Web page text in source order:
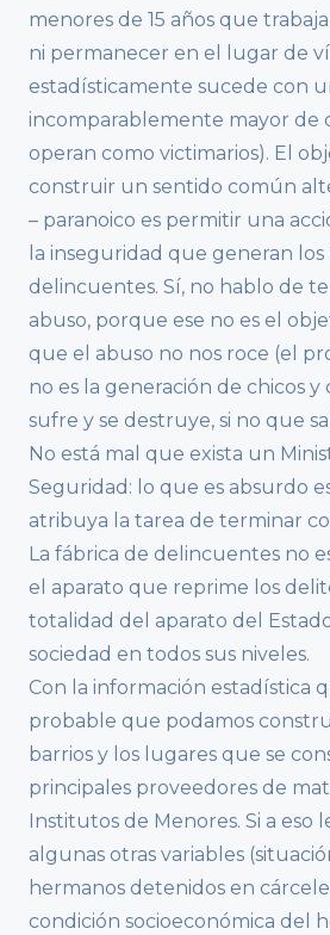
menores de 15 años que
ni permanecer en el lugar de
estadísticamente sucede con
incomparablemente mayor de
operan como victimarios). El
construir un sentido común
– paranoico es permitir una
la inseguridad que generan
delincuentes. Sí, no hablo de
abuso, porque ese no es el
que el abuso no nos roce (el
no es la generación de chicos y
sufre y se destruye, si no que
No está mal que exista un
Seguridad: lo que es absurdo
atribuya la tarea de terminar
La fábrica de delincuentes no
el aparato que reprime los
totalidad del aparato del
sociedad en todos sus niveles.
Con la información estadística
probable que podamos
barrios y los lugares que se
principales proveedores de
Institutos de Menores. Si a eso
algunas otras variables
hermanos detenidos en
condición socioeconómica del